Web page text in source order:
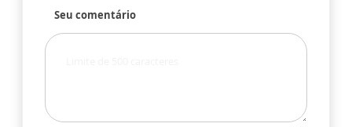
Seu comentário